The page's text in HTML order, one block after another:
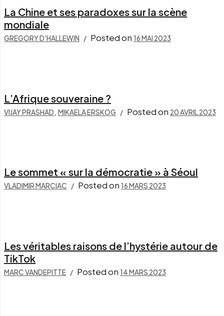
La Chine et ses paradoxes sur la scène
mondiale
GREGORY D'HALLEWIN Posted on 16 MAI 2023
L’Afrique souveraine ?
VIJAY PRASHAD, MIKAELA ERSKOG Posted on 20 AVRIL 2023
Le sommet « sur la démocratie » à Séoul
VLADIMIR MARCIAC Posted on 16 MARS 2023
Les véritables raisons de l’hystérie autour de
TikTok
MARC VANDEPITTE Posted on 14 MARS 2023